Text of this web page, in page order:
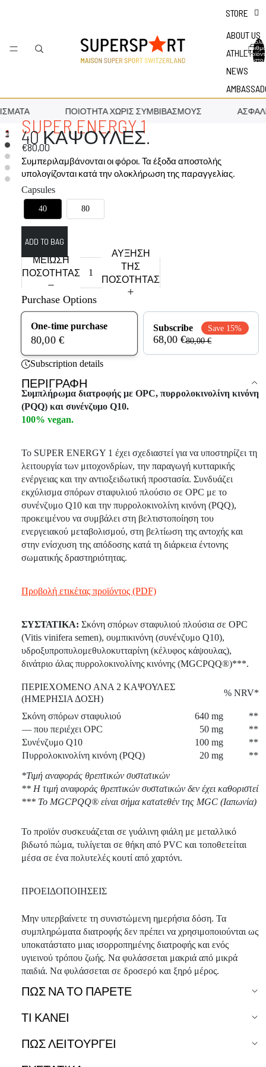
STORE
ABOUT US
ATHLETES
NEWS
στο
ΠΟΙΌΤΗΤΑ ΧΩΡΊΣ ΣΥΜΒΙΒΑΣΜΟΎΣ
SUPER ENERGY 1
40 ΚΑΨΟΥΛΕΣ.
€80,00
Συμπεριλαμβάνονται οι φόροι. Τα έξοδα αποστολής
υπολογίζονται κατά την ολοκλήρωση της παραγγελίας.
Capsules
40 80
ΜΕΊΩΣΗ
ΠΟΣΌΤΗΤΑΣ
ΑΎΞΗΣΗ
ΤΗΣ
ΠΟΣΌΤΗΤΑΣ
Purchase Options
One-time purchase
80,00 €
Subscribe Save 15%
68,00 €80,00 €
Subscription details
ΠΕΡΙΓΡΑΦΉ
Συμπλήρωμα διατροφής με OPC, πυρρολοκινολίνη κινόνη
(PQQ) και συνένζυμο Q10.
100% vegan.
Το SUPER ENERGY 1 έχει σχεδιαστεί για να υποστηρίζει τη
λειτουργία των μιτοχονδρίων, την παραγωγή κυτταρικής
ενέργειας και την αντιοξειδωτική προστασία. Συνδυάζει
εκχύλισμα σπόρων σταφυλιού πλούσιο σε OPC με το
συνένζυμο Q10 και την πυρρολοκινολίνη κινόνη (PQQ),
προκειμένου να συμβάλει στη βελτιστοποίηση του
ενεργειακού μεταβολισμού, στη βελτίωση της αντοχής και
στην ενίσχυση της απόδοσης κατά τη διάρκεια έντονης
σωματικής δραστηριότητας.
Προβολή ετικέτας προϊόντος (PDF)
ΣΥΣΤΑΤΙΚΑ: Σκόνη σπόρων σταφυλιού πλούσια σε OPC
(Vitis vinifera semen), ουμπικινόνη (συνένζυμο Q10),
υδροξυπροπυλομεθυλοκυτταρίνη (κέλυφος κάψουλας),
δινάτριο άλας πυρρολοκινολίνης κινόνης (MGCPQQ®)***.
ΠΕΡΙΕΧΟΜΕΝΟ ΑΝΑ 2 ΚΑΨΟΥΛΕΣ
(ΗΜΕΡΗΣΙΑ ΔΟΣΗ)
% NRV*
Σκόνη σπόρων σταφυλιού 640 mg
**
— που περιέχει OPC
50 mg
**
Συνένζυμο Q10
100 mg
**
Πυρρολοκινολίνη κινόνη (PQQ)
20 mg
**
*Τιμή αναφοράς θρεπτικών συστατικών
** Η τιμή αναφοράς θρεπτικών συστατικών δεν έχει καθοριστεί
*** Το MGCPQQ® είναι σήμα κατατεθέν της MGC (Ιαπωνία)
Το προϊόν συσκευάζεται σε γυάλινη φιάλη με μεταλλικό
βιδωτό πώμα, τυλίγεται σε θήκη από PVC και τοποθετείται
μέσα σε ένα πολυτελές κουτί από χαρτόνι.
ΠΡΟΕΙΔΟΠΟΙΗΣΕΙΣ
Μην υπερβαίνετε τη συνιστώμενη ημερήσια δόση. Τα
συμπληρώματα διατροφής δεν πρέπει να χρησιμοποιούνται ως
υποκατάστατο μιας ισορροπημένης διατροφής και ενός
υγιεινού τρόπου ζωής. Να φυλάσσεται μακριά από μικρά
παιδιά. Να φυλάσσεται σε δροσερό και ξηρό μέρος.
ΠΏΣ ΝΑ ΤΟ ΠΆΡΕΤΕ
ΤΙ ΚΑΝΕΙ
ΠΩΣ ΛΕΙΤΟΥΡΓΕΙ